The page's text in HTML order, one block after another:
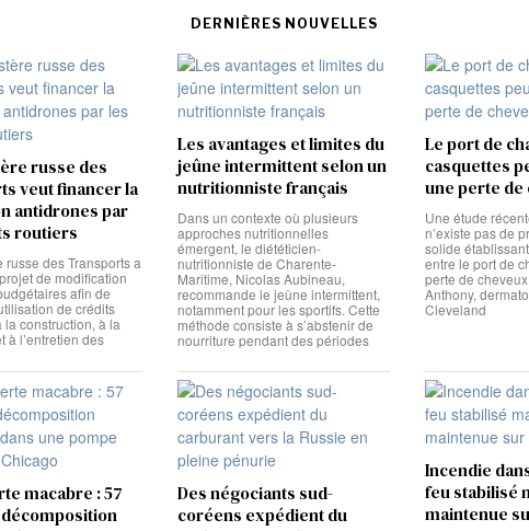
DERNIÈRES NOUVELLES
russe des
veut financer la
antidrones par
routiers
russe des Transports a
de modification
afin de
de crédits
la construction, à la
à l’entretien des
Les avantages et limites du
jeûne intermittent selon un
nutritionniste français
Dans un contexte où plusieurs
approches nutritionnelles
émergent, le diététicien-
nutritionniste de Charente-
Maritime, Nicolas Aubineau,
recommande le jeûne intermittent,
notamment pour les sportifs. Cette
méthode consiste à s’abstenir de
nourriture pendant des périodes
Le port de
casquettes
une perte de
Une étude
n’existe pas de
solide
entre le port de
perte de
Anthony,
Cleveland
macabre : 57
Des négociants sud-
coréens expédient du
Incendie
feu stabilisé
maintenue